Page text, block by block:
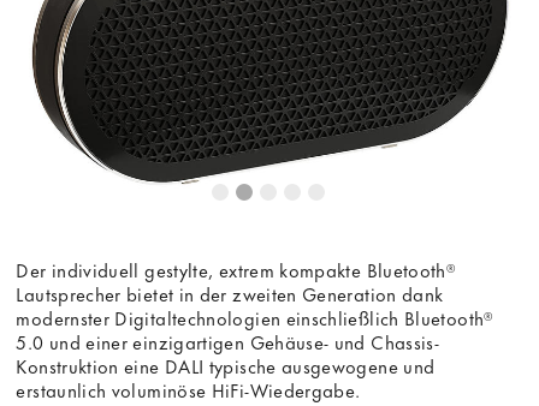
Video laden Frag nicht mehr
Der individuell gestylte, extrem kompakte Bluetooth®
Lautsprecher bietet in der zweiten Generation dank
modernster Digitaltechnologien einschließlich Bluetooth®
5.0 und einer einzigartigen Gehäuse- und Chassis-
Konstruktion eine DALI typische ausgewogene und
erstaunlich voluminöse HiFi-Wiedergabe.